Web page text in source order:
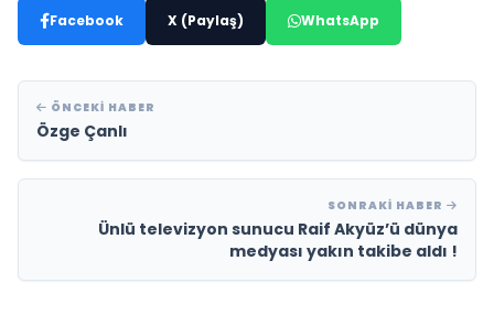
Facebook X (Paylaş) WhatsApp
ÖNCEKI HABER
Özge Çanlı
SONRAKI HABER
Ünlü televizyon sunucu Raif Akyüz’ü dünya
medyası yakın takibe aldı !